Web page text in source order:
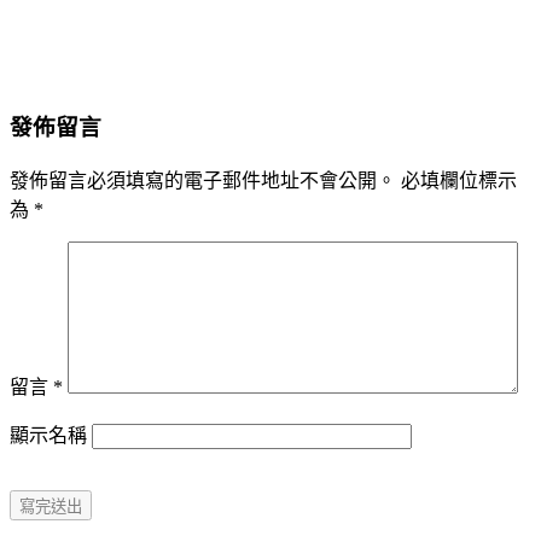
發佈留言
發佈留言必須填寫的電子郵件地址不會公開。 必填欄位標示
為 *
留言 *
顯示名稱